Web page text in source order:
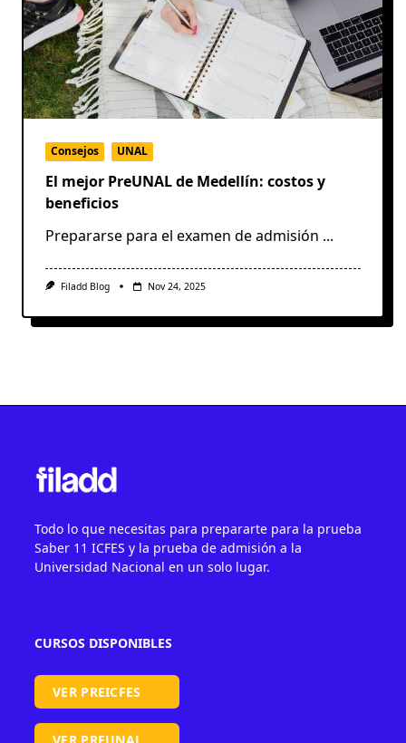
Consejos UNAL
El mejor PreUNAL de Medellín: costos y
beneficios
Prepararse para el examen de admisión ...
Filadd Blog Nov 24, 2025
Todo lo que necesitas para prepararte para la prueba
Saber 11 ICFES y la prueba de admisión a la
Universidad Nacional en un solo lugar.
CURSOS DISPONIBLES
VER PREICFES